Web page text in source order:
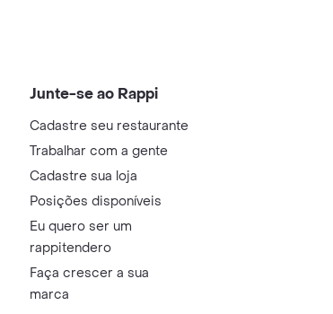
Junte-se ao Rappi
Cadastre seu restaurante
Trabalhar com a gente
Cadastre sua loja
Posições disponíveis
Eu quero ser um
rappitendero
Faça crescer a sua
marca